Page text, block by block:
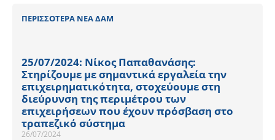
ΠΕΡΙΣΣΟΤΕΡΑ ΝΕΑ ΔΑΜ
25/07/2024: Νίκος Παπαθανάσης:
Στηρίζουμε με σημαντικά εργαλεία την
επιχειρηματικότητα, στοχεύουμε στη
διεύρυνση της περιμέτρου των
επιχειρήσεων που έχουν πρόσβαση στο
τραπεζικό σύστημα
26/07/2024